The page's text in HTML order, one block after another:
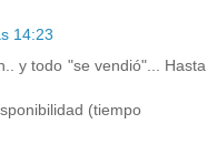
14:23
y todo "se vendió"... Hasta
(tiempo